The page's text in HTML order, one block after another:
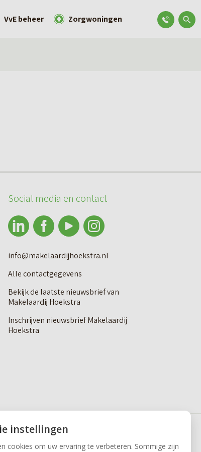
VvE beheer Zorgwoningen
Social media en contact
info@makelaardijhoekstra.nl
Alle contactgegevens
Bekijk de laatste nieuwsbrief van
Makelaardij Hoekstra
Inschrijven nieuwsbrief Makelaardij
Hoekstra
instellingen
cookies om uw ervaring te verbeteren. Sommige zijn